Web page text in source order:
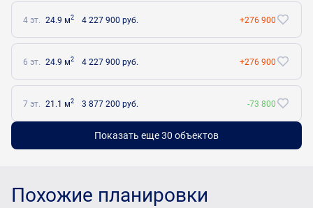
4 эт. 24.9 м2 4 227 900 руб. +276 900
6 эт. 24.9 м2 4 227 900 руб. +276 900
7 эт. 21.1 м2 3 877 200 руб. -73 800
Показать еще 30 объектов
Похожие планировки